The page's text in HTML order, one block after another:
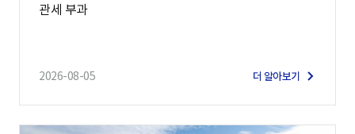
관세 부과
2026-08-05 더 알아보기